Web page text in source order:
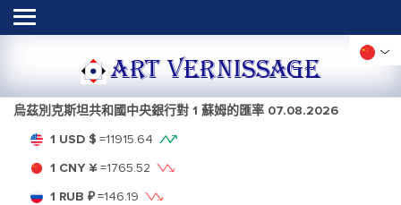
ART VERNISSAGE
烏茲別克斯坦共和國中央銀行對 1 蘇姆的匯率 07.08.2026
1 USD $ =11915.64
1 CNY ¥ =1765.52
1 RUB ₽=146.19